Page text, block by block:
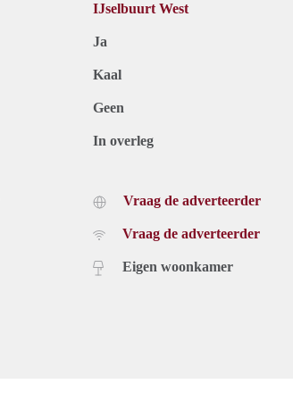
IJselbuurt West
Ja
Kaal
Geen
In overleg
Vraag de adverteerder
Vraag de adverteerder
Eigen woonkamer